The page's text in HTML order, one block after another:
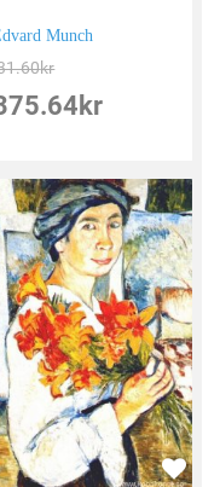
Munch
kr
kr